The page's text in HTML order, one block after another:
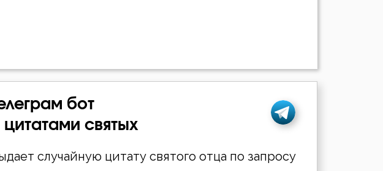
бот
цитатами святых
случайную цитату святого отца по запросу